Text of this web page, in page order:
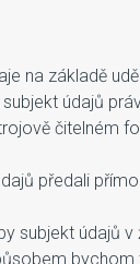
na základě
údajů
čitelném
předali
subjekt údajů